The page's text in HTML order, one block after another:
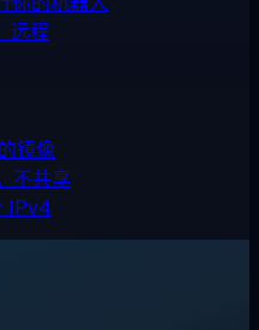
远程
镜像
不共享
IPv4